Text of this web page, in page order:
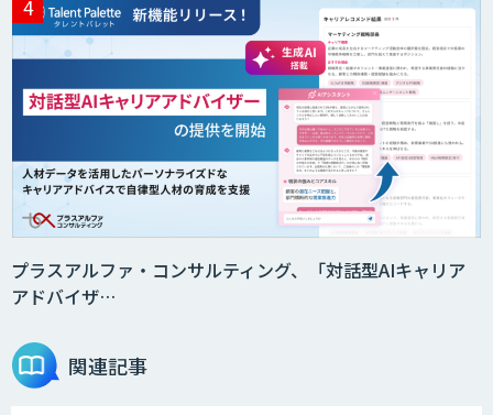
プラスアルファ・コンサルティング、「対話型AIキャリア
アドバイザ…
関連記事